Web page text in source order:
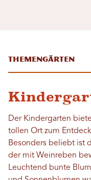
Themengärten
Der Kindergarten
tollen Ort zum
Besonders beliebt ist
der mit Weinreben
Leuchtend bunte